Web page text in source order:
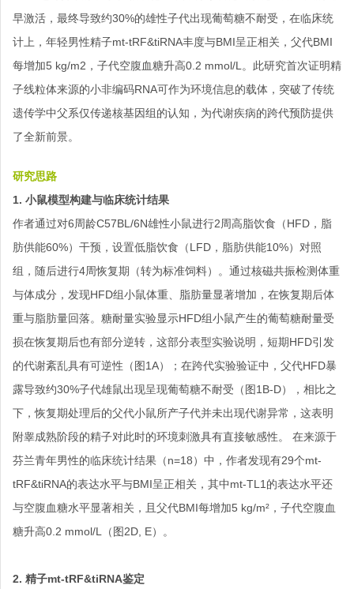
早激活，最终导致约30%的雄性子代出现葡萄糖不耐受，在临床统
计上，年轻男性精子mt-tRF&tiRNA丰度与BMI呈正相关，父代BMI
每增加5 kg/m2，子代空腹血糖升高0.2 mmol/L。此研究首次证明精
子线粒体来源的小非编码RNA可作为环境信息的载体，突破了传统
遗传学中父系仅传递核基因组的认知，为代谢疾病的跨代预防提供
了全新前景。
研究思路
1. 小鼠模型构建与临床统计结果
作者通过对6周龄C57BL/6N雄性小鼠进行2周高脂饮食（HFD，脂
肪供能60%）干预，设置低脂饮食（LFD，脂肪供能10%）对照
组，随后进行4周恢复期（转为标准饲料）。通过核磁共振检测体重
与体成分，发现HFD组小鼠体重、脂肪量显著增加，在恢复期后体
重与脂肪量回落。糖耐量实验显示HFD组小鼠产生的葡萄糖耐量受
损在恢复期后也有部分逆转，这部分表型实验说明，短期HFD引发
的代谢紊乱具有可逆性（图1A）；在跨代实验验证中，父代HFD暴
露导致约30%子代雄鼠出现呈现葡萄糖不耐受（图1B-D），相比之
下，恢复期处理后的父代小鼠所产子代并未出现代谢异常，这表明
附睾成熟阶段的精子对此时的环境刺激具有直接敏感性。 在来源于
芬兰青年男性的临床统计结果（n=18）中，作者发现有29个mt-
tRF&tiRNA的表达水平与BMI呈正相关，其中mt-TL1的表达水平还
与空腹血糖水平显著相关，且父代BMI每增加5 kg/m²，子代空腹血
糖升高0.2 mmol/L（图2D, E）。
2. 精子mt-tRF&tiRNA鉴定